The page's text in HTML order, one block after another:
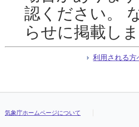
認ください。
らせに掲載しま
利用される方
気象庁ホームページについて